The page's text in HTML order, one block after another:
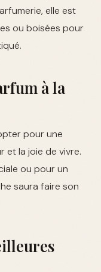
elle est
ou boisées pour
à la
pour une
et la joie de vivre.
ou pour un
saura faire son